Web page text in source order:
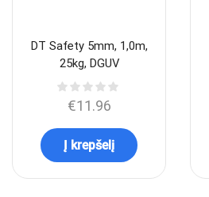
DT Safety 5mm, 1,0m,
25kg, DGUV
€11.96
Į krepšelį